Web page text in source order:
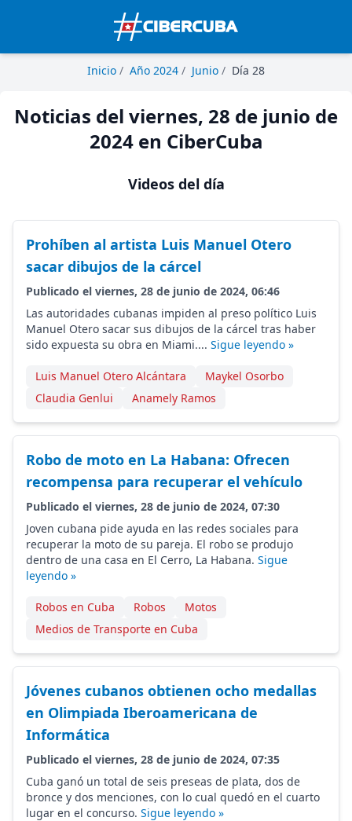
Inicio / Año 2024 / Junio / Día 28
Noticias del viernes, 28 de junio de
2024 en CiberCuba
Videos del día
Prohíben al artista Luis Manuel Otero
sacar dibujos de la cárcel
Publicado el viernes, 28 de junio de 2024, 06:46
Las autoridades cubanas impiden al preso político Luis
Manuel Otero sacar sus dibujos de la cárcel tras haber
sido expuesta su obra en Miami.... Sigue leyendo »
Luis Manuel Otero Alcántara
Maykel Osorbo
Claudia Genlui
Anamely Ramos
Robo de moto en La Habana: Ofrecen
recompensa para recuperar el vehículo
Publicado el viernes, 28 de junio de 2024, 07:30
Joven cubana pide ayuda en las redes sociales para
recuperar la moto de su pareja. El robo se produjo
dentro de una casa en El Cerro, La Habana. Sigue
leyendo »
Robos en Cuba Robos
Motos
Medios de Transporte en Cuba
Jóvenes cubanos obtienen ocho medallas
en Olimpiada Iberoamericana de
Informática
Publicado el viernes, 28 de junio de 2024, 07:35
Cuba ganó un total de seis preseas de plata, dos de
bronce y dos menciones, con lo cual quedó en el cuarto
lugar en el concurso. Sigue leyendo »